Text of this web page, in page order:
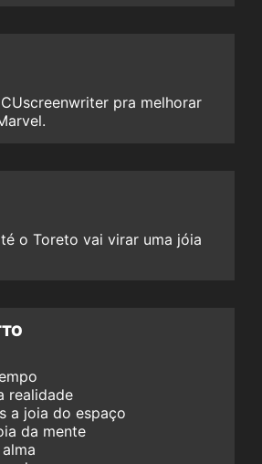
pra melhorar
o Toreto vai virar uma jóia
realidade
a joia do espaço
da mente